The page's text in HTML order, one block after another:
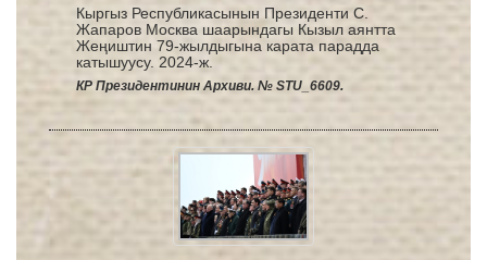
Кыргыз Республикасынын Президенти С.
Жапаров Москва шаарындагы Кызыл аянтта
Жеңиштин 79-жылдыгына карата парадда
катышуусу. 2024-ж.
КР Президентинин Архиви. № STU_6609.